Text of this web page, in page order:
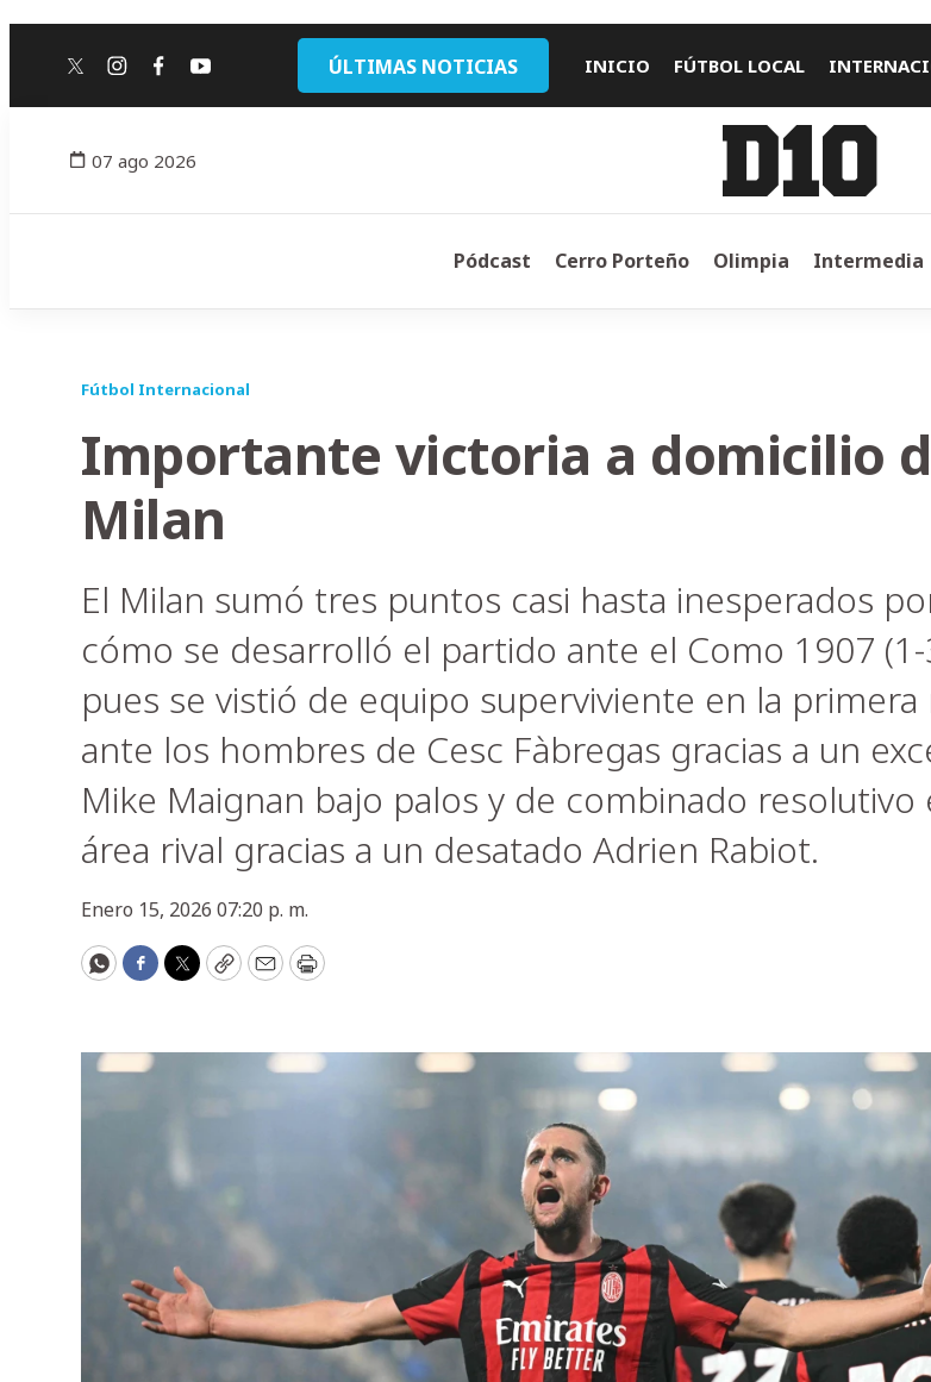
twitterinstagram
facebook
youtube ÚLTIMAS NOTICIAS INICIO FÚTBOL LOCAL
07 ago 2026
Pódcast Cerro Porteño Olimpia Intermedia
Fútbol Internacional
Importante victoria a domicilio
Milan
El Milan sumó tres puntos casi hasta inesperados
cómo se desarrolló el partido ante el Como 1907 (1-
pues se vistió de equipo superviviente en la primera
ante los hombres de Cesc Fàbregas gracias a un
Mike Maignan bajo palos y de combinado resolutivo
área rival gracias a un desatado Adrien Rabiot.
Enero 15, 2026 07:20 p. m.
WhatsApp
Facebook
Twitter
CopyEmailPrint